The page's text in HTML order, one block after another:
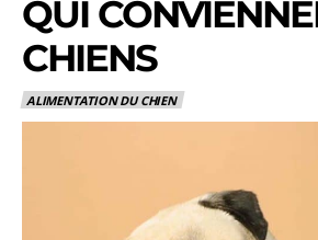
QUI
CHIENS
ALIMENTATION DU CHIEN